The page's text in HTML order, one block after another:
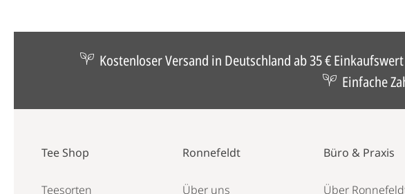
Kostenloser Versand in Deutschland ab 35 € Einkaufswert
Einfache
Tee Shop
Teesorten
Ronnefeldt
Über uns
Büro & Praxis
Über